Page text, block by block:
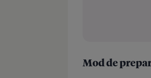
Mod de